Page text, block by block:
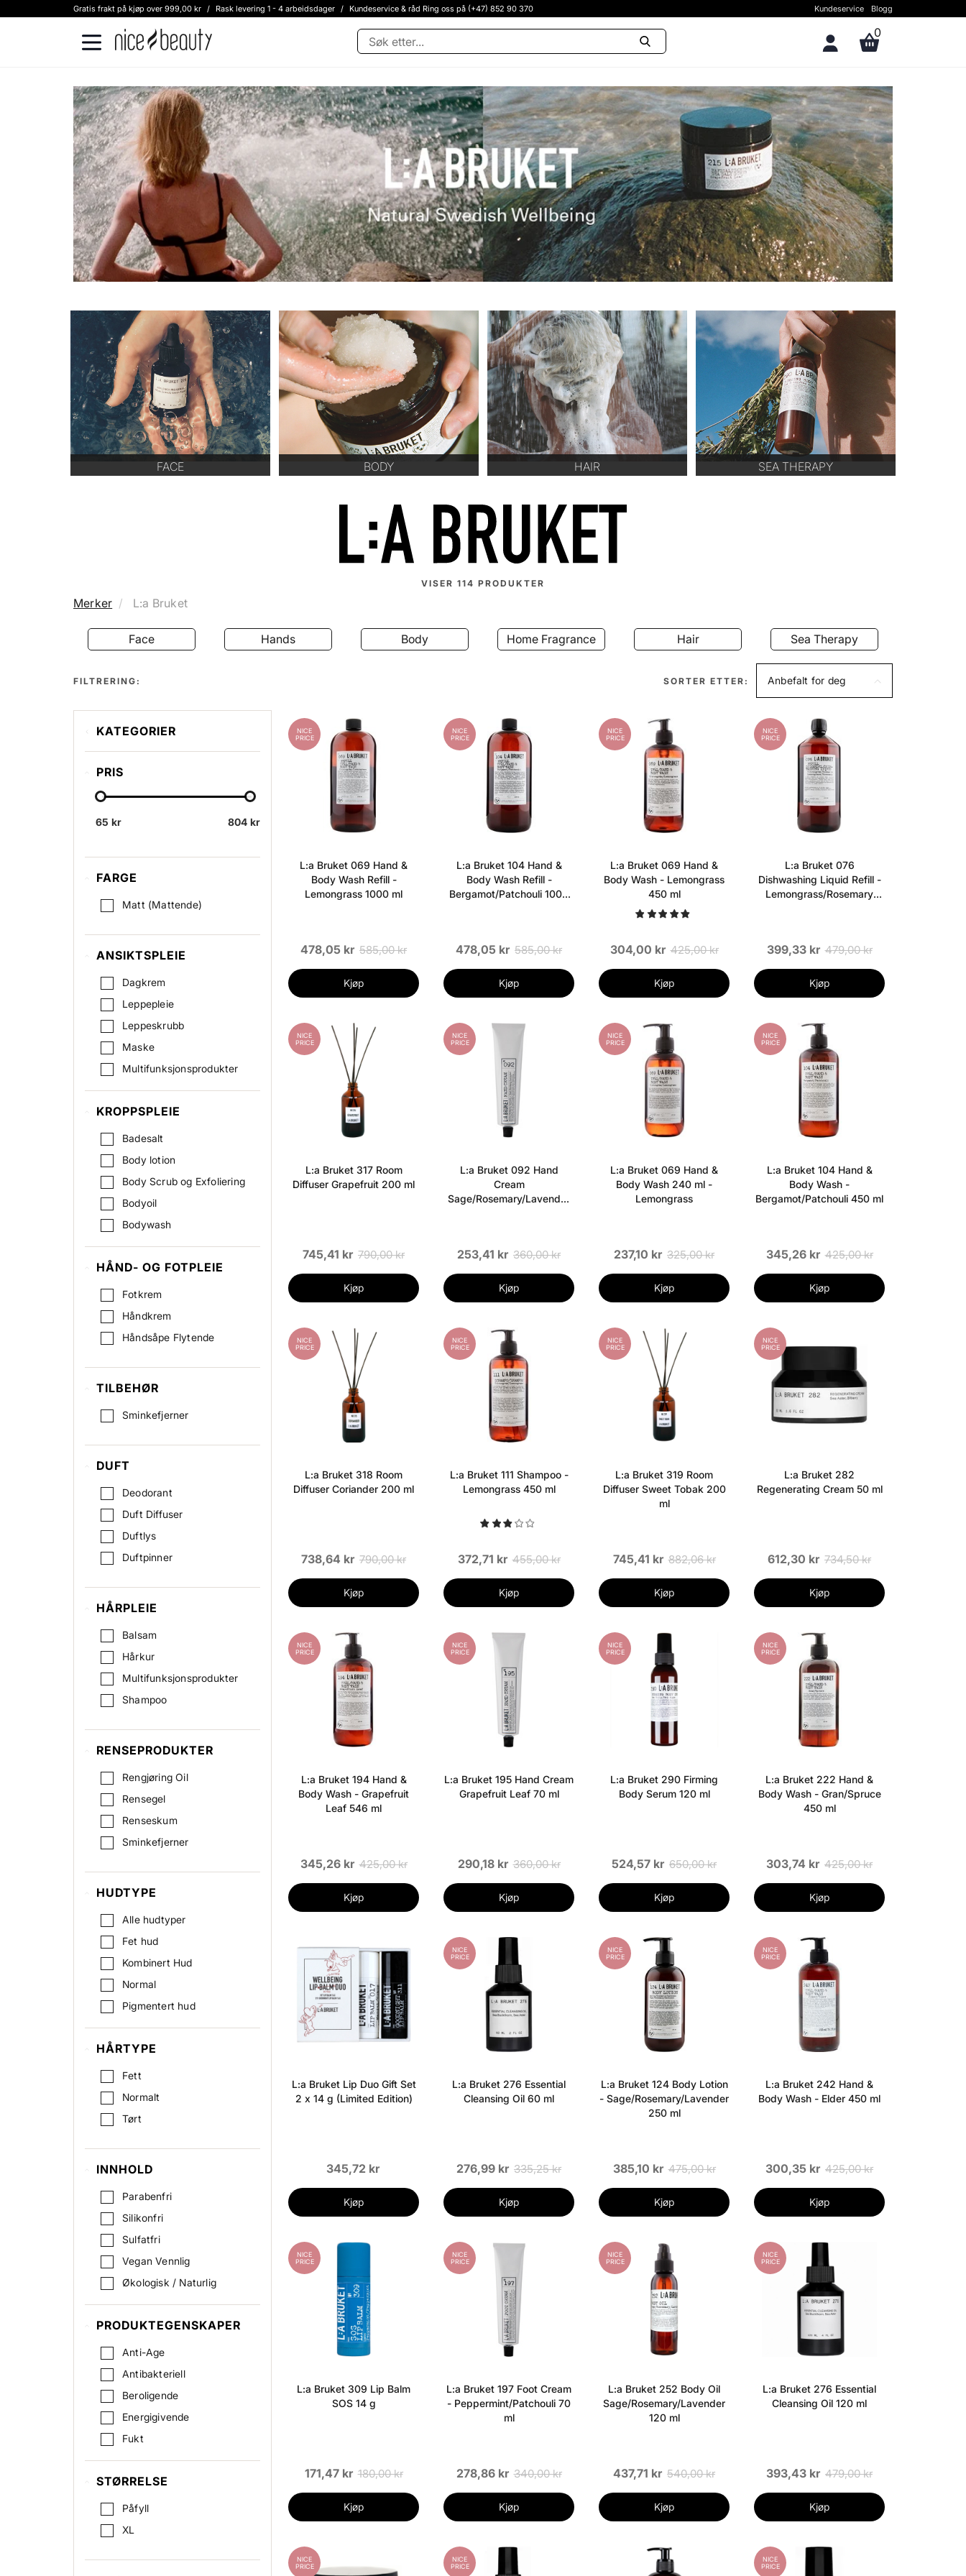
Gratis frakt på kjøp over 999,00 kr / Rask levering 1 - 4 arbeidsdager / Kundeservice & råd Ring oss på (+47) 852 90 370 Kundeservice Blogg
0
FACE BODY HAIR SEA THERAPY
VISER 114 PRODUKTER
Merker L:a Bruket
Face Hands Body Home Fragrance Hair Sea Therapy
FILTRERING: Anbefalt for deg
SORTER ETTER:
KATEGORIER
Face
Hands
Body
Home Fragrance
Sea Therapy
PRIS
65 kr 804 kr
FARGE
Matt (Mattende)
ANSIKTSPLEIE
Dagkrem
Leppepleie
Leppeskrubb
Maske
Multifunksjonsprodukter
Nattkrem
Serum
Skintonic / Toner
Skrubb / Peeling
Øyekrem
KROPPSPLEIE
Badesalt
Body lotion
Body Scrub og Exfoliering
Bodyoil
Bodywash
HÅND- OG FOTPLEIE
Fotkrem
Håndkrem
Håndsåpe Flytende
TILBEHØR
Sminkefjerner
DUFT
Deodorant
Duft Diffuser
Duftlys
Duftpinner
HÅRPLEIE
Balsam
Hårkur
Multifunksjonsprodukter
Shampoo
RENSEPRODUKTER
Rengjøring Oil
Rensegel
Renseskum
Sminkefjerner
HUDTYPE
Alle hudtyper
Fet hud
Kombinert Hud
Normal
Pigmentert hud
Sensitiv Hud
Tørr hud
HÅRTYPE
Fett
Normalt
Tørt
INNHOLD
Parabenfri
Silikonfri
Sulfatfri
Vegan Vennlig
Økologisk / Naturlig
PRODUKTEGENSKAPER
Anti-Age
Antibakteriell
Beroligende
Energigivende
Fukt
Fukt / Mykgjørende
Gjenoppbyggende
Glans
Glød
STØRRELSE
Påfyll
XL
NICE
PRICE
L:a Bruket 069 Hand &
Body Wash Refill -
Lemongrass 1000 ml
478,05 kr 585,00 kr
Kjøp
NICE
PRICE
L:a Bruket 104 Hand &
Body Wash Refill -
Bergamot/Patchouli 1000
478,05 kr 585,00 kr
Kjøp
NICE
PRICE
L:a Bruket 069 Hand &
Body Wash - Lemongrass
450 ml
304,00 kr 425,00 kr
Kjøp
NICE
PRICE
L:a Bruket 076
Dishwashing Liquid Refill -
Lemongrass/Rosemary
399,33 kr 479,00 kr
Kjøp
NICE
PRICE
L:a Bruket 317 Room
Diffuser Grapefruit 200 ml
745,41 kr 790,00 kr
Kjøp
NICE
PRICE
L:a Bruket 092 Hand
Cream
Sage/Rosemary/Lavender
253,41 kr 360,00 kr
Kjøp
NICE
PRICE
L:a Bruket 069 Hand &
Body Wash 240 ml -
Lemongrass
237,10 kr 325,00 kr
Kjøp
NICE
PRICE
L:a Bruket 104 Hand &
Body Wash -
Bergamot/Patchouli 450 ml
345,26 kr 425,00 kr
Kjøp
NICE
PRICE
L:a Bruket 318 Room
Diffuser Coriander 200 ml
738,64 kr 790,00 kr
Kjøp
NICE
PRICE
L:a Bruket 111 Shampoo -
Lemongrass 450 ml
372,71 kr 455,00 kr
Kjøp
NICE
PRICE
L:a Bruket 319 Room
Diffuser Sweet Tobak 200
ml
745,41 kr 882,06 kr
Kjøp
NICE
PRICE
L:a Bruket 282
Regenerating Cream 50 ml
612,30 kr 734,50 kr
Kjøp
NICE
PRICE
L:a Bruket 194 Hand &
Body Wash - Grapefruit
Leaf 546 ml
345,26 kr 425,00 kr
Kjøp
NICE
PRICE
L:a Bruket 195 Hand Cream
Grapefruit Leaf 70 ml
290,18 kr 360,00 kr
Kjøp
NICE
PRICE
L:a Bruket 290 Firming
Body Serum 120 ml
524,57 kr 650,00 kr
Kjøp
NICE
PRICE
L:a Bruket 222 Hand &
Body Wash - Gran/Spruce
450 ml
303,74 kr 425,00 kr
Kjøp
L:a Bruket Lip Duo Gift Set
2 x 14 g (Limited Edition)
345,72 kr
Kjøp
NICE
PRICE
L:a Bruket 276 Essential
Cleansing Oil 60 ml
276,99 kr 335,25 kr
Kjøp
NICE
PRICE
L:a Bruket 124 Body Lotion
- Sage/Rosemary/Lavender
250 ml
385,10 kr 475,00 kr
Kjøp
NICE
PRICE
L:a Bruket 242 Hand &
Body Wash - Elder 450 ml
300,35 kr 425,00 kr
Kjøp
NICE
PRICE
L:a Bruket 309 Lip Balm
SOS 14 g
171,47 kr 180,00 kr
Kjøp
NICE
PRICE
L:a Bruket 197 Foot Cream
- Peppermint/Patchouli 70
ml
278,86 kr 340,00 kr
Kjøp
NICE
PRICE
L:a Bruket 252 Body Oil
Sage/Rosemary/Lavender
120 ml
437,71 kr 540,00 kr
Kjøp
NICE
PRICE
L:a Bruket 276 Essential
Cleansing Oil 120 ml
393,43 kr 479,00 kr
Kjøp
NICE
PRICE
NICE
PRICE
NICE
PRICE